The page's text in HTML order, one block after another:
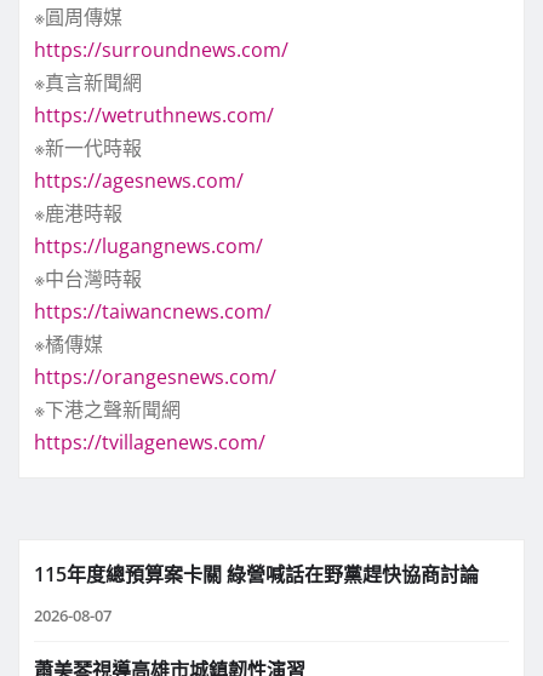
※圓周傳媒
https://surroundnews.com/
※真言新聞網
https://wetruthnews.com/
※新一代時報
https://agesnews.com/
※鹿港時報
https://lugangnews.com/
※中台灣時報
https://taiwancnews.com/
※橘傳媒
https://orangesnews.com/
※下港之聲新聞網
https://tvillagenews.com/
115年度總預算案卡關 綠營喊話在野黨趕快協商討論
2026-08-07
蕭美琴視導高雄市城鎮韌性演習